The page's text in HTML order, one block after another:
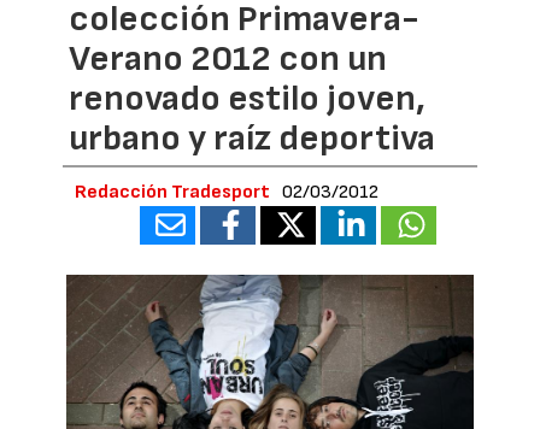
colección Primavera-
Verano 2012 con un
renovado estilo joven,
urbano y raíz deportiva
Redacción Tradesport 02/03/2012